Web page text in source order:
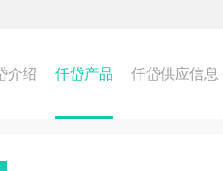
介绍 仟岱产品 仟岱供应信息